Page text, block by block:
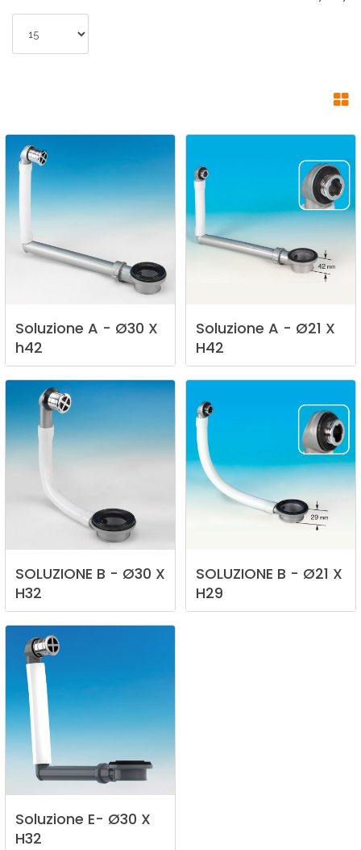
Soluzione A - Ø30 X
h42
Soluzione A - Ø21 X
H42
SOLUZIONE B - Ø30 X
H32
SOLUZIONE B - Ø21 X
H29
Soluzione E- Ø30 X
H32